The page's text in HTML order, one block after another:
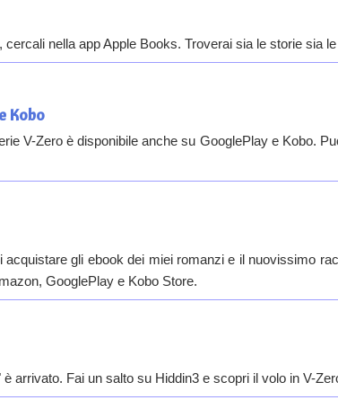
nella app Apple Books. Troverai sia le storie sia le
Kobo
V-Zero è disponibile anche su GooglePlay e Kobo.
acquistare gli ebook dei miei romanzi e il nuovissimo
GooglePlay e Kobo Store.
arrivato. Fai un salto su Hiddin3 e scopri il volo in V-